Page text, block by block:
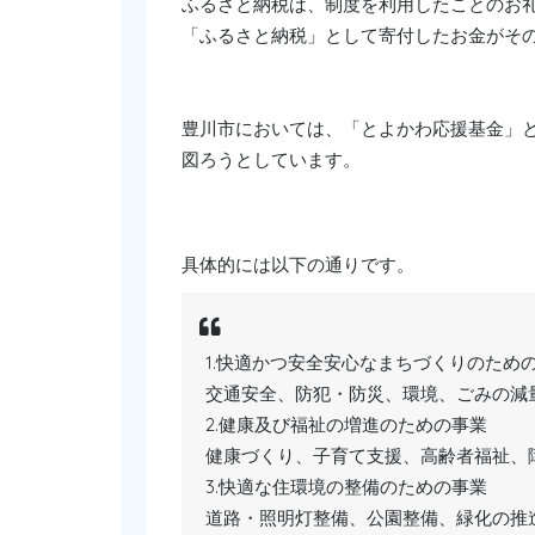
「ふるさと納税」として寄付したお金が
豊川市においては、「とよかわ応援基金」
図ろうとしています。
具体的には以下の通りです。
1.快適かつ安全安心なまちづくりのため
交通安全、防犯・防災、環境、ごみの減
2.健康及び福祉の増進のための事業
健康づくり、子育て支援、高齢者福祉、
3.快適な住環境の整備のための事業
道路・照明灯整備、公園整備、緑化の推